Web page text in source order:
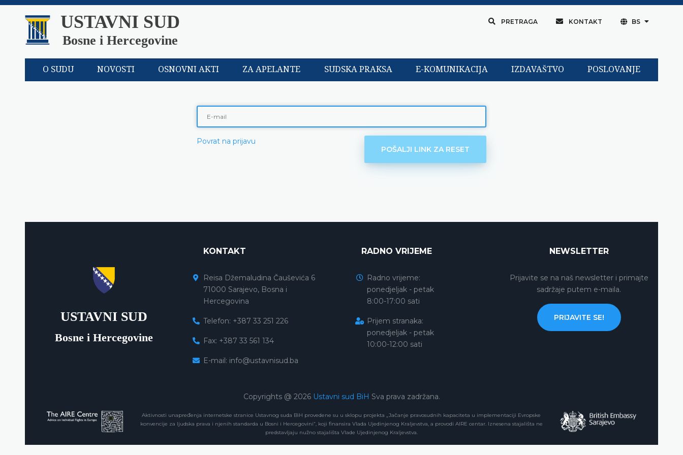
USTAVNI SUD
Bosne i Hercegovine
PRETRAGA KONTAKT BS
O SUDU NOVOSTI OSNOVNI AKTI ZA APELANTE SUDSKA PRAKSA E-KOMUNIKACIJA IZDAVAŠTVO POSLOVANJE
Povrat na prijavu
POŠALJI LINK ZA RESET
USTAVNI SUD
Bosne i Hercegovine
KONTAKT
Reisa Džemaludina Čauševića 6
71000 Sarajevo, Bosna i
Hercegovina
Telefon: +387 33 251 226
Fax: +387 33 561 134
E-mail: info@ustavnisud.ba
RADNO VRIJEME
Radno vrijeme:
ponedjeljak - petak
8:00-17:00 sati
Prijem stranaka:
ponedjeljak - petak
10:00-12:00 sati
NEWSLETTER
Prijavite se na naš newsletter i primajte
sadržaje putem e-maila.
PRIJAVITE SE!
Copyrights @ 2026 Ustavni sud BiH Sva prava zadržana.
Aktivnosti unapređenja internetske stranice Ustavnog suda BiH provedene su u sklopu projekta „Jačanje pravosudnih kapaciteta u implementaciji Evropske
konvencije za ljudska prava i njenih standarda u Bosni i Hercegovini“, koji finansira Vlada Ujedinjenog Kraljevstva, a provodi AIRE centar. Iznesena stajališta ne
predstavljaju nužno stajališta Vlade Ujedinjenog Kraljevstva.